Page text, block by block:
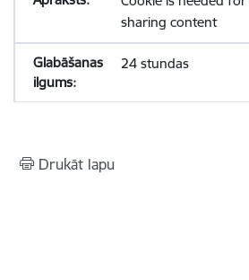
sharing content
24 stundas
Drukāt lapu